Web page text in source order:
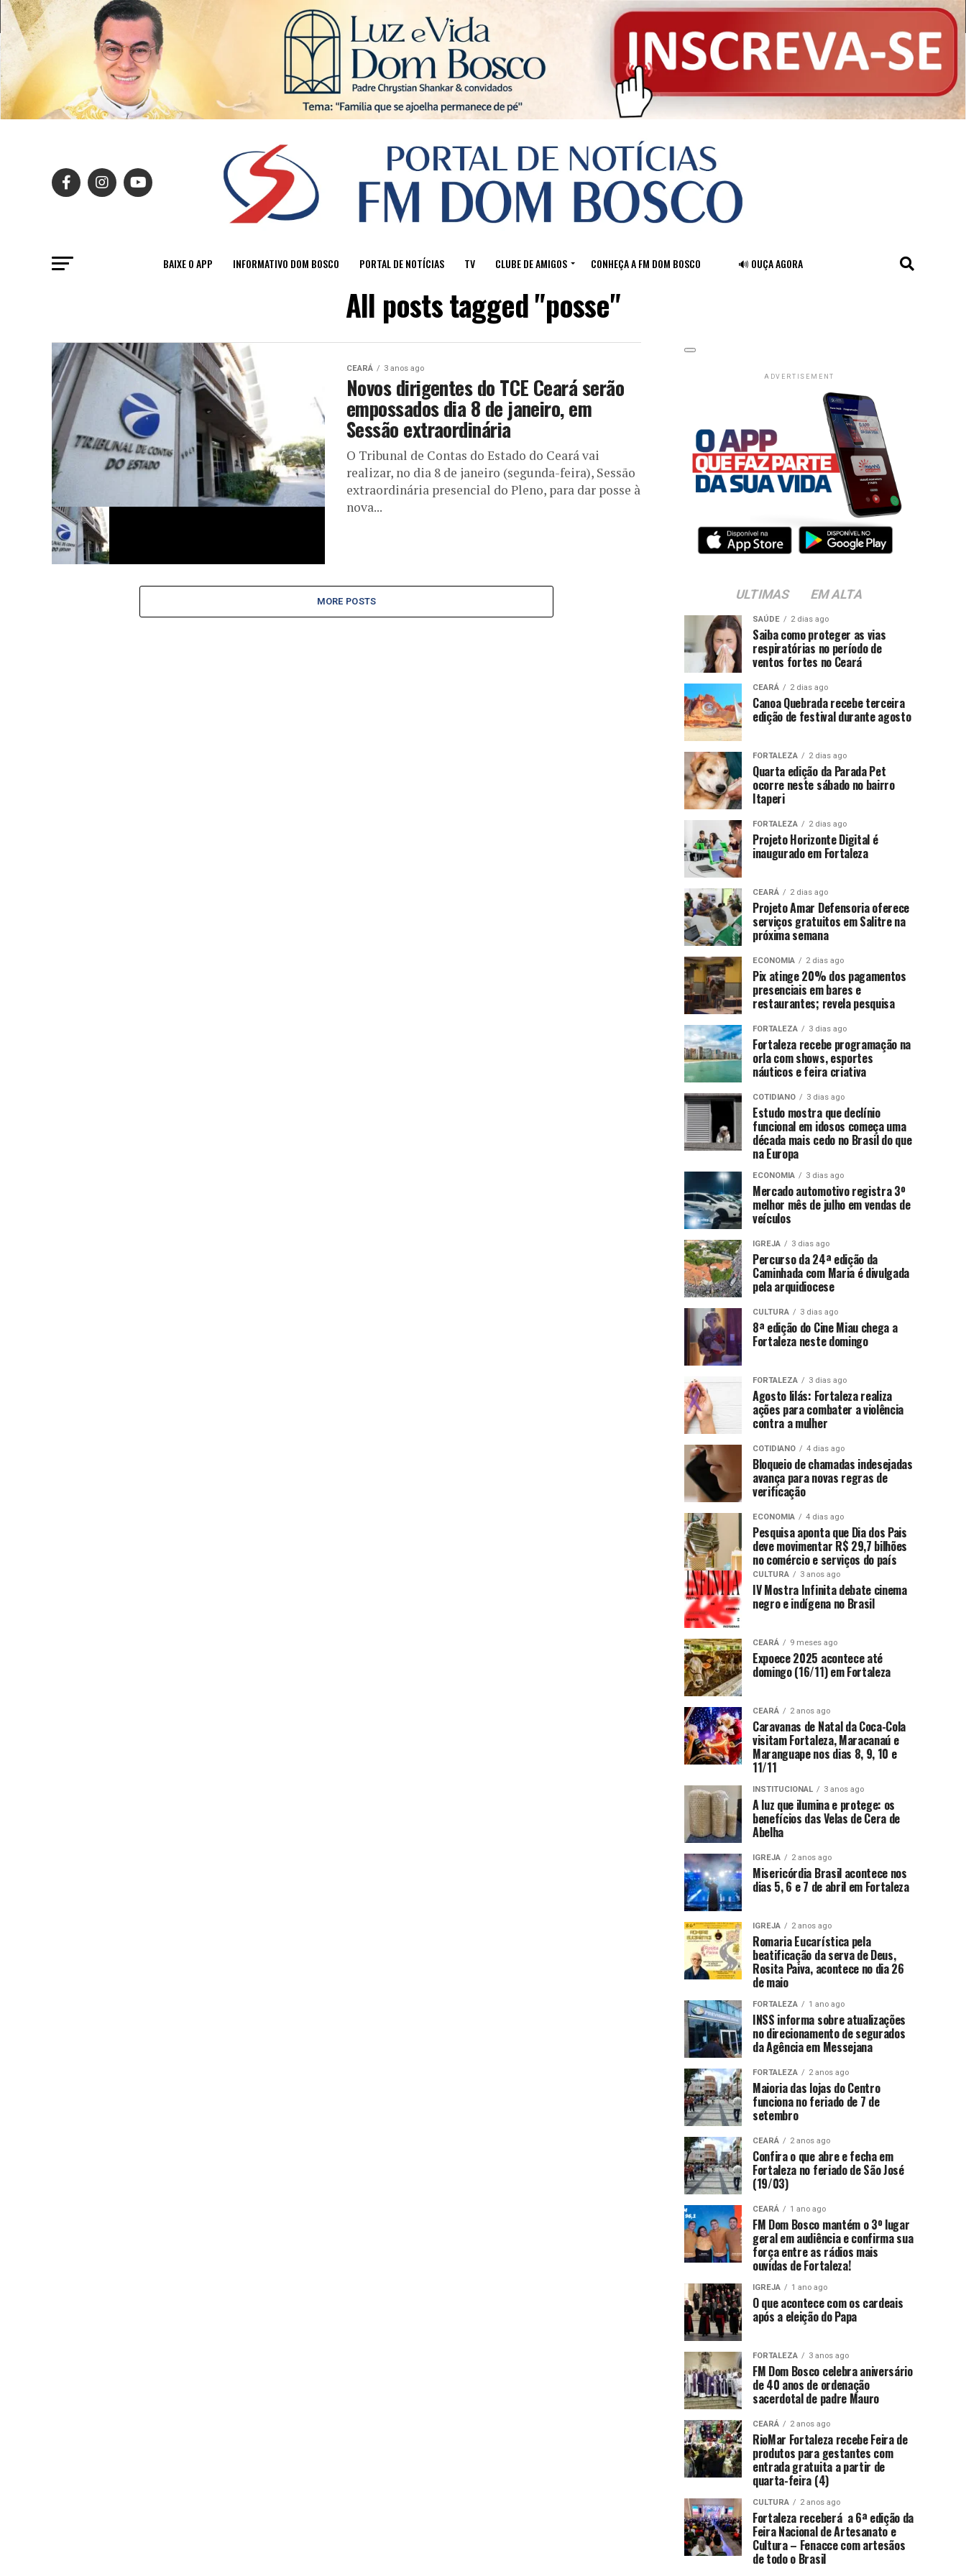
BAIXE O APP INFORMATIVO DOM BOSCO PORTAL DE NOTÍCIAS TV CLUBE DE AMIGOS CONHEÇA A FM DOM BOSCO 🔊 OUÇA AGORA
All posts tagged "posse"
CEARÁ 3 anos ago
Novos dirigentes do TCE Ceará serão
empossados dia 8 de janeiro, em
Sessão extraordinária
O Tribunal de Contas do Estado do Ceará vai
realizar, no dia 8 de janeiro (segunda-feira), Sessão
extraordinária presencial do Pleno, para dar posse à
nova...
MORE POSTS
ADVERTISEMENT
ULTIMAS EM ALTA
SAÚDE 2 dias ago
Saiba como proteger as vias
respiratórias no período de
ventos fortes no Ceará
CEARÁ 2 dias ago
Canoa Quebrada recebe terceira
edição de festival durante agosto
FORTALEZA 2 dias ago
Quarta edição da Parada Pet
ocorre neste sábado no bairro
Itaperi
FORTALEZA 2 dias ago
Projeto Horizonte Digital é
inaugurado em Fortaleza
CEARÁ 2 dias ago
Projeto Amar Defensoria oferece
serviços gratuitos em Salitre na
próxima semana
ECONOMIA 2 dias ago
Pix atinge 20% dos pagamentos
presenciais em bares e
restaurantes; revela pesquisa
FORTALEZA 3 dias ago
Fortaleza recebe programação na
orla com shows, esportes
náuticos e feira criativa
COTIDIANO 3 dias ago
Estudo mostra que declínio
funcional em idosos começa uma
década mais cedo no Brasil do que
na Europa
ECONOMIA 3 dias ago
Mercado automotivo registra 3º
melhor mês de julho em vendas de
veículos
IGREJA 3 dias ago
Percurso da 24ª edição da
Caminhada com Maria é divulgada
pela arquidiocese
CULTURA 3 dias ago
8ª edição do Cine Miau chega a
Fortaleza neste domingo
FORTALEZA 3 dias ago
Agosto lilás: Fortaleza realiza
ações para combater a violência
contra a mulher
COTIDIANO 4 dias ago
Bloqueio de chamadas indesejadas
avança para novas regras de
verificação
ECONOMIA 4 dias ago
Pesquisa aponta que Dia dos Pais
deve movimentar R$ 29,7 bilhões
no comércio e serviços do país
CULTURA 3 anos ago
IV Mostra Infinita debate cinema
negro e indígena no Brasil
CEARÁ 9 meses ago
Expoece 2025 acontece até
domingo (16/11) em Fortaleza
CEARÁ 2 anos ago
Caravanas de Natal da Coca-Cola
visitam Fortaleza, Maracanaú e
Maranguape nos dias 8, 9, 10 e
11/11
INSTITUCIONAL 3 anos ago
A luz que ilumina e protege: os
benefícios das Velas de Cera de
Abelha
IGREJA 2 anos ago
Misericórdia Brasil acontece nos
dias 5, 6 e 7 de abril em Fortaleza
IGREJA 2 anos ago
Romaria Eucarística pela
beatificação da serva de Deus,
Rosita Paiva, acontece no dia 26
de maio
FORTALEZA 1 ano ago
INSS informa sobre atualizações
no direcionamento de segurados
da Agência em Messejana
FORTALEZA 2 anos ago
Maioria das lojas do Centro
funciona no feriado de 7 de
setembro
CEARÁ 2 anos ago
Confira o que abre e fecha em
Fortaleza no feriado de São José
(19/03)
CEARÁ 1 ano ago
FM Dom Bosco mantém o 3º lugar
geral em audiência e confirma sua
força entre as rádios mais
ouvidas de Fortaleza!
IGREJA 1 ano ago
O que acontece com os cardeais
após a eleição do Papa
FORTALEZA 3 anos ago
FM Dom Bosco celebra aniversário
de 40 anos de ordenação
sacerdotal de padre Mauro
CEARÁ 2 anos ago
RioMar Fortaleza recebe Feira de
produtos para gestantes com
entrada gratuita a partir de
quarta-feira (4)
CULTURA 2 anos ago
Fortaleza receberá a 6ª edição da
Feira Nacional de Artesanato e
Cultura – Fenacce com artesãos
de todo o Brasil
Sair da versão mobile